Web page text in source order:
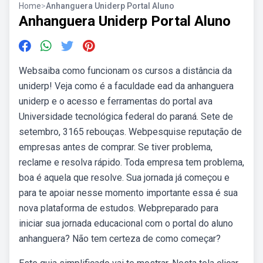
Home>Anhanguera Uniderp Portal Aluno
Anhanguera Uniderp Portal Aluno
Websaiba como funcionam os cursos a distância da
uniderp! Veja como é a faculdade ead da anhanguera
uniderp e o acesso e ferramentas do portal ava
Universidade tecnológica federal do paraná. Sete de
setembro, 3165 rebouças. Webpesquise reputação de
empresas antes de comprar. Se tiver problema,
reclame e resolva rápido. Toda empresa tem problema,
boa é aquela que resolve. Sua jornada já começou e
para te apoiar nesse momento importante essa é sua
nova plataforma de estudos. Webpreparado para
iniciar sua jornada educacional com o portal do aluno
anhanguera? Não tem certeza de como começar?